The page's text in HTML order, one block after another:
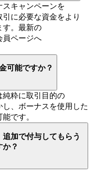
スキャンペーンを
引に必要な資金をより
。 最新の
員ページへ
可能ですか？
純粋に取引目的の
、 ボーナスを使用した
です。
追加で付与して もらう
か？